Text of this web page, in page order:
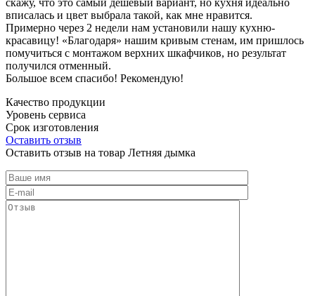
вписалась и цвет выбрала такой, как мне нравится.
Примерно через 2 недели нам установили нашу кухню-
красавицу! «Благодаря» нашим кривым стенам, им пришлось
помучиться с монтажом верхних шкафчиков, но результат
получился отменный.
Большое всем спасибо! Рекомендую!
Качество продукции
Уровень сервиса
Срок изготовления
Оставить отзыв
Оставить отзыв на товар Летняя дымка